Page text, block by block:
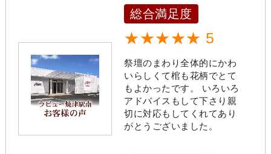
総合満足度
★★★★★ 5
祭壇のまわり全体的にかわ
いらしくて棺も花柄でとて
もよかったです。 いろいろ
アドバイスもして下さり親
切に対応もしてくれてあり
がとうございました。